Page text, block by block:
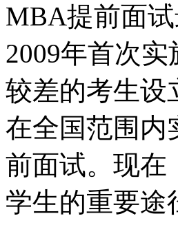
MBA提前面
2009年首次
较差的考生设
在全国范围内
前面试。现在
学生的重要途